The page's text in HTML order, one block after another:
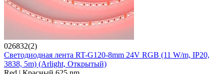
026832(2)
Светодиодная лента RT-G120-8mm 24V RGB (11 W/m, IP20,
3838, 5m) (Arlight, Открытый)